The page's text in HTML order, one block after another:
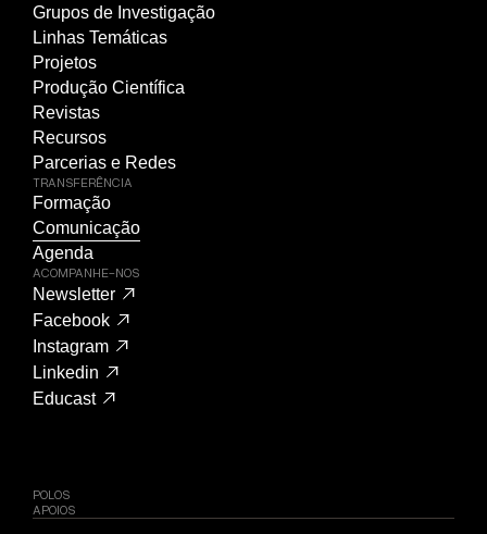
Grupos de Investigação
Linhas Temáticas
Projetos
Produção Científica
Revistas
Recursos
Parcerias e Redes
TRANSFERÊNCIA
Formação
Comunicação
Agenda
ACOMPANHE-NOS
Newsletter
Facebook
Instagram
Linkedin
Educast
POLOS
APOIOS